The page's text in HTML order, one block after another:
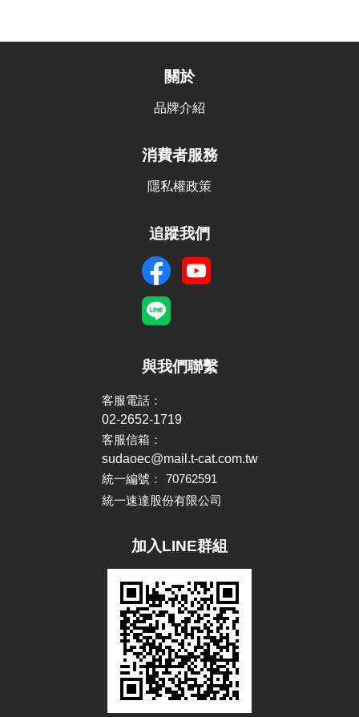
關於
品牌介紹
消費者服務
隱私權政策
追蹤我們
與我們聯繫
客服電話：
02-2652-1719
客服信箱：
sudaoec@mail.t-cat.com.tw
統一編號：
70762591
統一速達股份有限公司
加入LINE群組